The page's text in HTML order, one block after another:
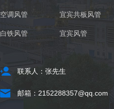
空调风管
白铁风管
宜宾共板风管
宜宾风管
联系人：张先生
邮箱：2152288357@qq.com